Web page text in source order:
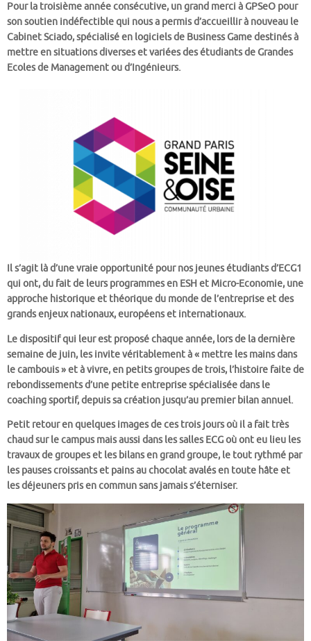
Pour la troisième année consécutive, un grand merci à GPSeO pour
son soutien indéfectible qui nous a permis d’accueillir à nouveau le
Cabinet Sciado, spécialisé en logiciels de Business Game destinés à
mettre en situations diverses et variées des étudiants de Grandes
Ecoles de Management ou d’Ingénieurs.
Il s’agit là d’une vraie opportunité pour nos jeunes étudiants d’ECG1
qui ont, du fait de leurs programmes en ESH et Micro-Economie, une
approche historique et théorique du monde de l’entreprise et des
grands enjeux nationaux, européens et internationaux.
Le dispositif qui leur est proposé chaque année, lors de la dernière
semaine de juin, les invite véritablement à « mettre les mains dans
le cambouis » et à vivre, en petits groupes de trois, l’histoire faite de
rebondissements d’une petite entreprise spécialisée dans le
coaching sportif, depuis sa création jusqu’au premier bilan annuel.
Petit retour en quelques images de ces trois jours où il a fait très
chaud sur le campus mais aussi dans les salles ECG où ont eu lieu les
travaux de groupes et les bilans en grand groupe, le tout rythmé par
les pauses croissants et pains au chocolat avalés en toute hâte et
les déjeuners pris en commun sans jamais s’éterniser.